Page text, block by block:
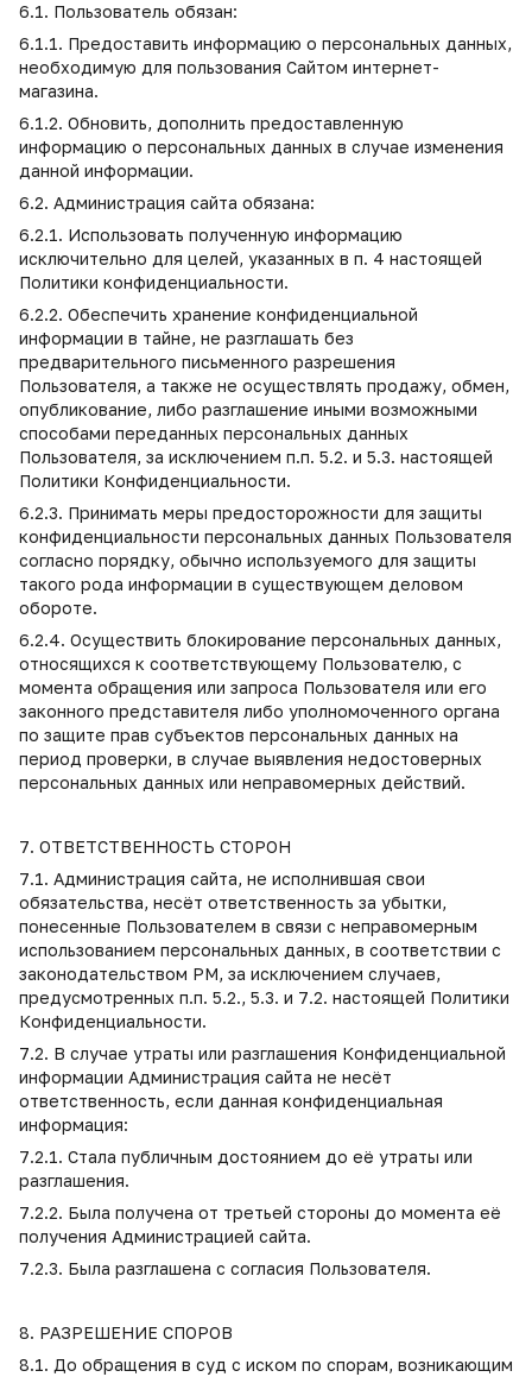
6.1. Пользователь обязан:
6.1.1. Предоставить информацию о персональных данных,
необходимую для пользования Сайтом интернет-
магазина.
6.1.2. Обновить, дополнить предоставленную
информацию о персональных данных в случае изменения
данной информации.
6.2. Администрация сайта обязана:
6.2.1. Использовать полученную информацию
исключительно для целей, указанных в п. 4 настоящей
Политики конфиденциальности.
6.2.2. Обеспечить хранение конфиденциальной
информации в тайне, не разглашать без
предварительного письменного разрешения
Пользователя, а также не осуществлять продажу, обмен,
опубликование, либо разглашение иными возможными
способами переданных персональных данных
Пользователя, за исключением п.п. 5.2. и 5.3. настоящей
Политики Конфиденциальности.
6.2.3. Принимать меры предосторожности для защиты
конфиденциальности персональных данных Пользователя
согласно порядку, обычно используемого для защиты
такого рода информации в существующем деловом
обороте.
6.2.4. Осуществить блокирование персональных данных,
относящихся к соответствующему Пользователю, с
момента обращения или запроса Пользователя или его
законного представителя либо уполномоченного органа
по защите прав субъектов персональных данных на
период проверки, в случае выявления недостоверных
персональных данных или неправомерных действий.
7. ОТВЕТСТВЕННОСТЬ СТОРОН
7.1. Администрация сайта, не исполнившая свои
обязательства, несёт ответственность за убытки,
понесенные Пользователем в связи с неправомерным
использованием персональных данных, в соответствии с
законодательством РМ, за исключением случаев,
предусмотренных п.п. 5.2., 5.3. и 7.2. настоящей Политики
Конфиденциальности.
7.2. В случае утраты или разглашения Конфиденциальной
информации Администрация сайта не несёт
ответственность, если данная конфиденциальная
информация:
7.2.1. Стала публичным достоянием до её утраты или
разглашения.
7.2.2. Была получена от третьей стороны до момента её
получения Администрацией сайта.
7.2.3. Была разглашена с согласия Пользователя.
8. РАЗРЕШЕНИЕ СПОРОВ
8.1. До обращения в суд с иском по спорам, возникающим